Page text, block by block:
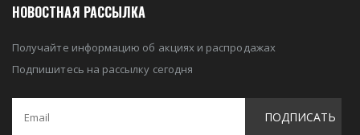
НОВОСТНАЯ РАССЫЛКА
Получайте информацию об акциях и распродажах
Подпишитесь на рассылку сегодня
ПОДПИСАТЬ